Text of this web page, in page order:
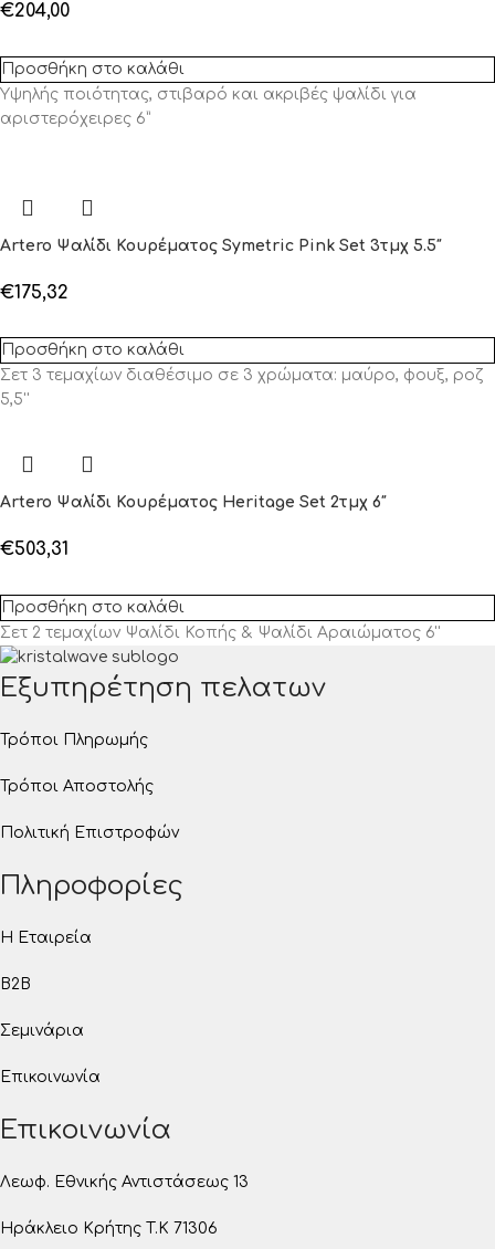
€204,00
Προσθήκη στο καλάθι
Υψηλής ποιότητας, στιβαρό και ακριβές ψαλίδι για
αριστερόχειρες 6”
Artero Ψαλίδι Κουρέματος Symetric Pink Set 3τμχ 5.5″
€175,32
Προσθήκη στο καλάθι
Σετ 3 τεμαχίων διαθέσιμο σε 3 χρώματα: μαύρο, φουξ, ροζ
5,5''
Artero Ψαλίδι Κουρέματος Heritage Set 2τμχ 6″
€503,31
Προσθήκη στο καλάθι
Σετ 2 τεμαχίων Ψαλίδι Κοπής & Ψαλίδι Αραιώματος 6''
Εξυπηρέτηση πελατων
Τρόποι Πληρωμής
Τρόποι Αποστολής
Πολιτική Επιστροφών
Πληροφορίες
Η Εταιρεία
B2B
Σεμινάρια
Επικοινωνία
Επικοινωνία
Λεωφ. Εθνικής Αντιστάσεως 13
Ηράκλειο Κρήτης T.K 71306